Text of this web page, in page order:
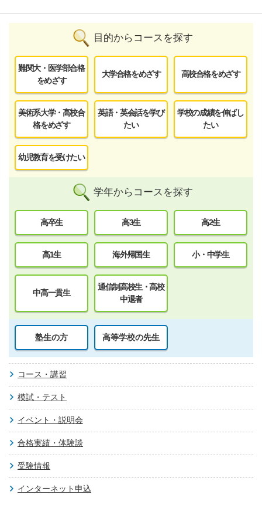
目的からコースを探す
難関大・医学部合格
をめざす
大学合格をめざす 高校合格をめざす
美術系大学・高校合
格をめざす
英語・英会話を学び
たい
学校の成績を伸ばし
たい
幼児教育を受けたい
学年からコースを探す
高卒生 高3生 高2生
高1生 海外帰国生 小・中学生
中高一貫生
通信制高校生・高校
中退者
塾生の方 高等学校の先生
コース・講習
模試・テスト
イベント・説明会
合格実績・体験談
受験情報
インターネット申込